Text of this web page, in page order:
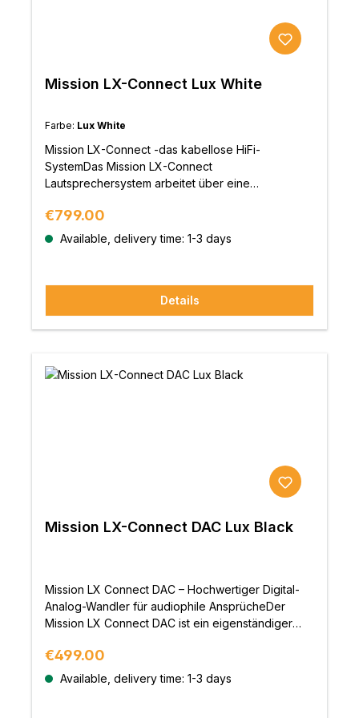
Mission LX-Connect Lux White
Farbe: Lux White
Mission LX-Connect -das kabellose HiFi-
SystemDas Mission LX-Connect
Lautsprechersystem arbeitet über eine
ganz ohne störende Kabel.Die Lautsprecher sind
mit einem speziellen digitalen-
der gleichzietig auch als Kopfhörerverstärker/DAC
agiert, beinhaltet eine Hochleistungs-DAC-Stufe,
die auf dem ES9018K2M DAC-Chip aus der
Sabre32 Reference Familie basiert. Die Bedienung
Oberfläche am LCD-Display oder klassisch per
Regular price:
€799.00
Available, delivery time: 1-3 days
Details
Mission LX-Connect DAC Lux Black
Mission LX Connect DAC – Hochwertiger Digital-
Analog-Wandler für audiophile AnsprücheDer
Mission LX Connect DAC ist ein eigenständiger
Kopfhörerverstärker, der aus dem preisgekrönten
kabellosen Lautsprechersystem Mission LX
Regular price:
€499.00
Available, delivery time: 1-3 days